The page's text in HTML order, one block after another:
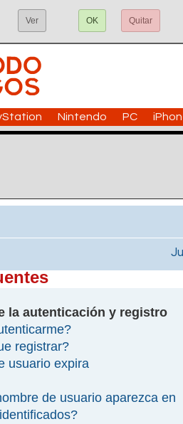
Ver OK Quitar
Nintendo PC
la autenticación y registro
registrar?
usuario expira
de usuario aparezca en